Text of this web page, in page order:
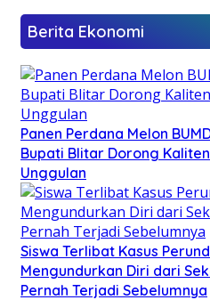
Berita Ekonomi
Panen Perdana Melon
Bupati Blitar Dorong
Unggulan
Siswa Terlibat Kasus
Mengundurkan Diri dari
Pernah Terjadi Sebelumnya